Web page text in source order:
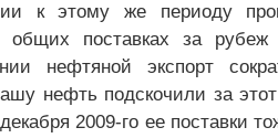
к этому же периоду
общих поставках за
нефтяной экспорт
нефть подскочили за
2009-го ее поставки